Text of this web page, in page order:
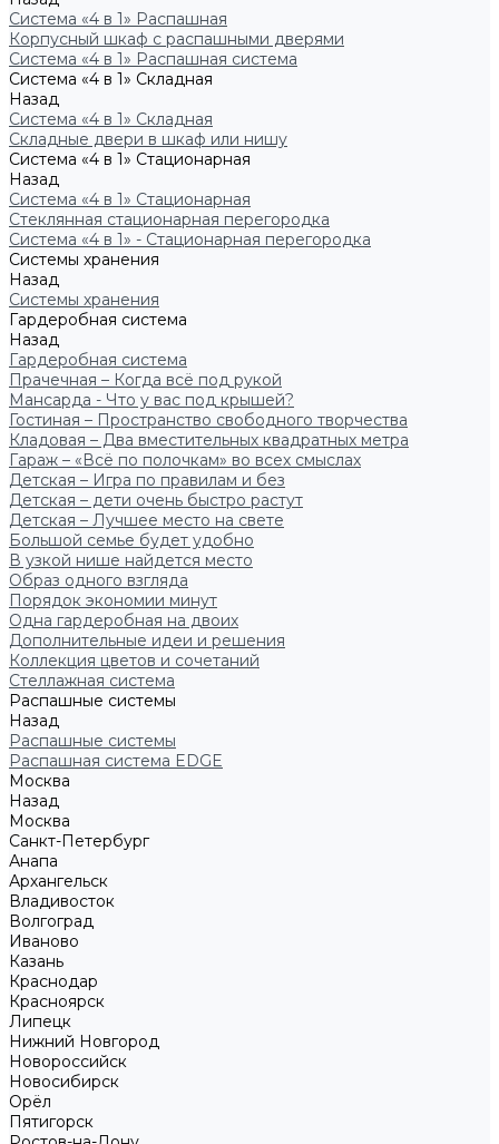
Система «4 в 1» Распашная
Корпусный шкаф с распашными дверями
Система «4 в 1» Распашная система
Система «4 в 1» Складная
Назад
Система «4 в 1» Складная
Складные двери в шкаф или нишу
Система «4 в 1» Стационарная
Назад
Система «4 в 1» Стационарная
Стеклянная стационарная перегородка
Система «4 в 1» - Стационарная перегородка
Системы хранения
Назад
Системы хранения
Гардеробная система
Назад
Гардеробная система
Прачечная – Когда всё под рукой
Мансарда - Что у вас под крышей?
Гостиная – Пространство свободного творчества
Кладовая – Два вместительных квадратных метра
Гараж – «Всё по полочкам» во всех смыслах
Детская – Игра по правилам и без
Детская – дети очень быстро растут
Детская – Лучшее место на свете
Большой семье будет удобно
В узкой нише найдется место
Образ одного взгляда
Порядок экономии минут
Одна гардеробная на двоих
Дополнительные идеи и решения
Коллекция цветов и сочетаний
Стеллажная система
Распашные системы
Назад
Распашные системы
Распашная система EDGE
Москва
Назад
Москва
Санкт-Петербург
Анапа
Архангельск
Владивосток
Волгоград
Иваново
Казань
Краснодар
Красноярск
Липецк
Нижний Новгород
Новороссийск
Новосибирск
Орёл
Пятигорск